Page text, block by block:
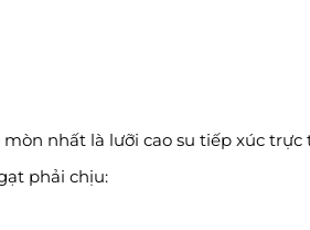
nhất là lưỡi cao su tiếp xúc trực
phải chịu: